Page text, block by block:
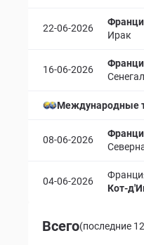
22-06-2026
Ирак
16-06-2026
Сенегал
Международные
08-06-2026
04-06-2026
Кот-
Всего(последние